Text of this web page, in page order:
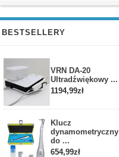
BESTSELLERY
VRN DA-20
Ultradźwiękowy ...
1194,99zł
Klucz
dynamometryczny
do ...
654,99zł